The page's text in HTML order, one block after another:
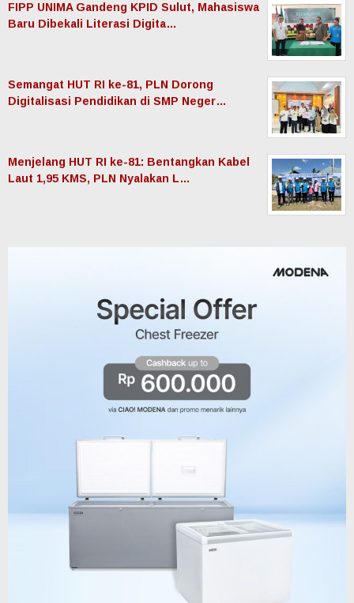
FIPP UNIMA Gandeng KPID Sulut, Mahasiswa
Baru Dibekali Literasi Digita…
Semangat HUT RI ke-81, PLN Dorong
Digitalisasi Pendidikan di SMP Neger…
Menjelang HUT RI ke-81: Bentangkan Kabel
Laut 1,95 KMS, PLN Nyalakan L…